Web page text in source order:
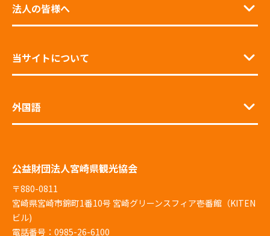
法人の皆様へ
当サイトについて
外国語
公益財団法人宮崎県観光協会
〒880-0811
宮崎県宮崎市錦町1番10号 宮崎グリーンスフィア壱番館（KITEN
ビル)
電話番号：0985-26-6100